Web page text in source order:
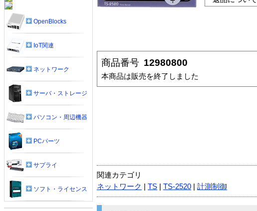
商品番号 12980800
本商品は販売を終了しました
関連カテゴリ
ネットワーク
TS TS-2520 計測制御
OpenBlocks
IoT関連
ネットワーク
サーバ・ストレージ
パソコン・周辺機器
PCパーツ
サプライ
ソフト・ライセンス